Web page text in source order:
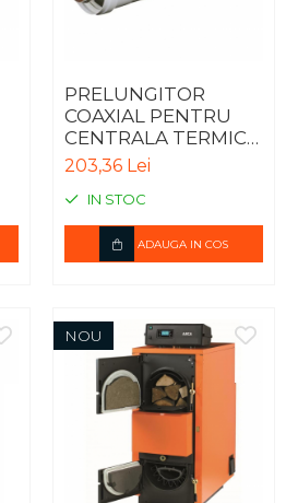
PRELUNGITOR
COAXIAL PENTRU
CENTRALA TERMICA
IN CONDENSARE -
203,36 Lei
IN STOC
ADAUGA IN COS
NOU